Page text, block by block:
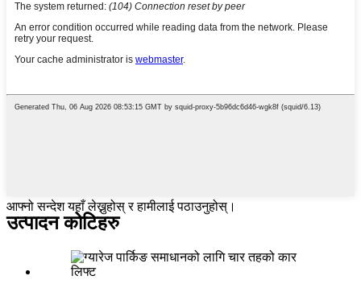
आफ्नो सन्देश यहाँ लेख्नुहोस् र हामीलाई पठाउनुहोस्।
उत्पादन कोटिहरु